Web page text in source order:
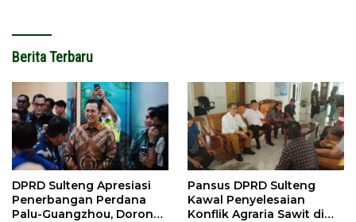
Berita Terbaru
DPRD Sulteng Apresiasi
Penerbangan Perdana
Palu-Guangzhou, Dorong
Pansus DPRD Sulteng
Kawal Penyelesaian
Konflik Agraria Sawit di